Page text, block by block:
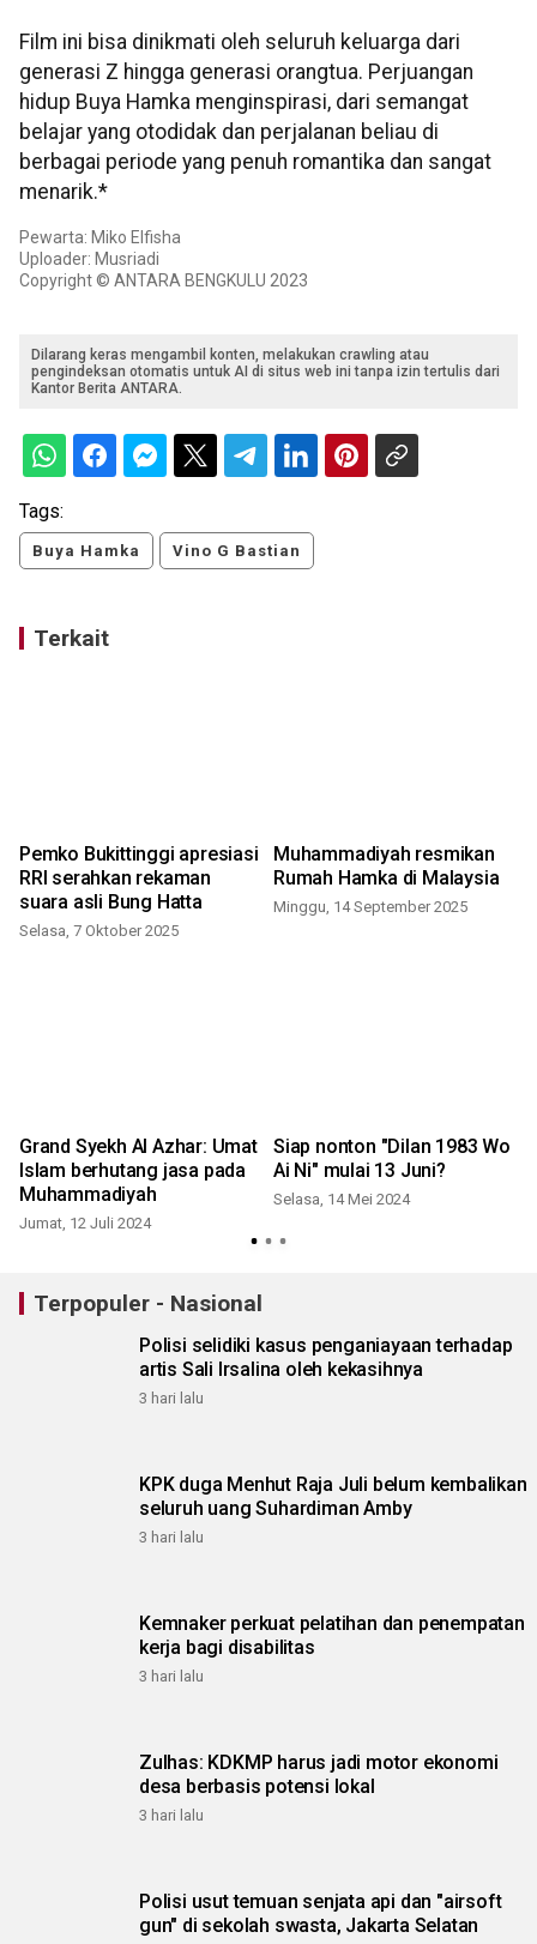
Film ini bisa dinikmati oleh seluruh keluarga dari
generasi Z hingga generasi orangtua. Perjuangan
hidup Buya Hamka menginspirasi, dari semangat
belajar yang otodidak dan perjalanan beliau di
berbagai periode yang penuh romantika dan sangat
menarik.*
Pewarta: Miko Elfisha
Uploader: Musriadi
Copyright © ANTARA BENGKULU 2023
Dilarang keras mengambil konten, melakukan crawling atau
pengindeksan otomatis untuk AI di situs web ini tanpa izin tertulis dari
Kantor Berita ANTARA.
Tags:
Buya Hamka Vino G Bastian
Terkait
Pemko Bukittinggi apresiasi
RRI serahkan rekaman
suara asli Bung Hatta
Selasa, 7 Oktober 2025
Muhammadiyah resmikan
Rumah Hamka di Malaysia
Minggu, 14 September 2025
Grand Syekh Al Azhar: Umat
Islam berhutang jasa pada
Muhammadiyah
Jumat, 12 Juli 2024
Siap nonton "Dilan 1983 Wo
Ai Ni" mulai 13 Juni?
Selasa, 14 Mei 2024
Terpopuler - Nasional
Polisi selidiki kasus penganiayaan terhadap
artis Sali Irsalina oleh kekasihnya
3 hari lalu
KPK duga Menhut Raja Juli belum kembalikan
seluruh uang Suhardiman Amby
3 hari lalu
Kemnaker perkuat pelatihan dan penempatan
kerja bagi disabilitas
3 hari lalu
Zulhas: KDKMP harus jadi motor ekonomi
desa berbasis potensi lokal
3 hari lalu
Polisi usut temuan senjata api dan "airsoft
gun" di sekolah swasta, Jakarta Selatan